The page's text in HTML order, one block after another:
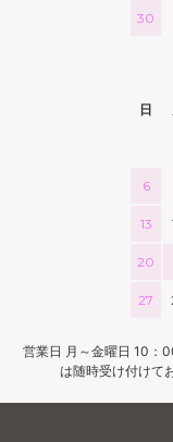
30
日
6
13
20
27
営業日 月～金曜日 10：
は随時受け付けて